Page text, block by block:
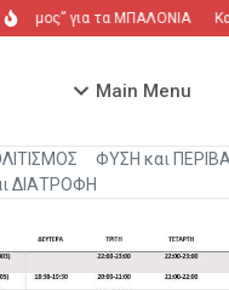
για τα ΜΠΑΛΟΝΙΑ
Main Menu
ΦΥΣΗ και
ΔΙΑΤΡΟΦΗ